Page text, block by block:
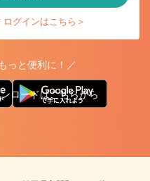
グインはこちら＞
っと便利に！／
ロードはこちらから